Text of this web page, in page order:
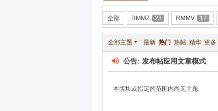
P
G|
哈
库
全部 RMMZ 23 RMMV 12
全部主题 最新 热门 热帖 精华 更多
公告: 发布帖应用文章模式
本版块或指定的范围内尚无主题